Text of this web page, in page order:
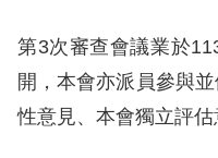
業
務
第3次審查會議業於
開，本會亦派員參與
性意見、本會獨立評估